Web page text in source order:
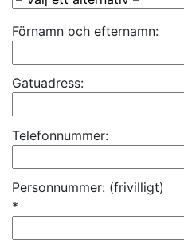
Förnamn och efternamn:
Gatuadress:
Telefonnummer:
Personnummer: (frivilligt)
*